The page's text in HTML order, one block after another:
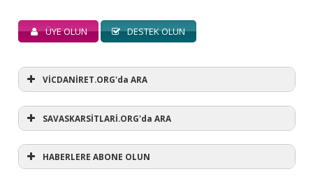
ÜYE OLUN DESTEK OLUN
VİCDANİRET.ORG'da ARA
SAVASKARSİTLARİ.ORG'da ARA
HABERLERE ABONE OLUN